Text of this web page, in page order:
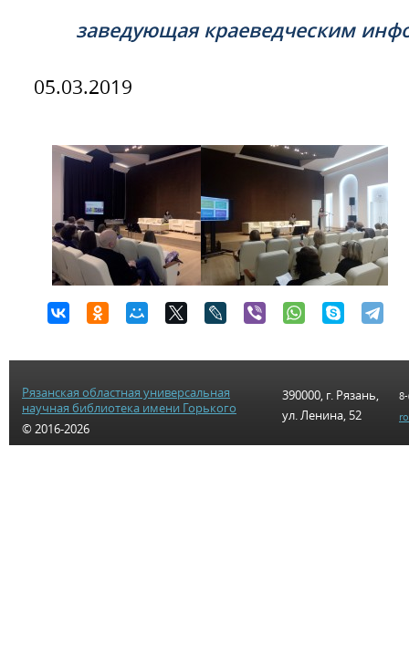
заведующая краеведческим
05.03.2019
Рязанская областная универсальная
научная библиотека имени Горького
© 2016-2026
390000, г. Рязань,
ул. Ленина, 52